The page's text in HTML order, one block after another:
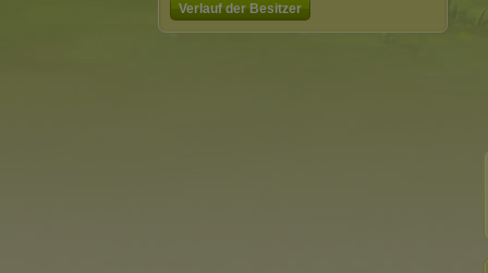
Verlauf der Besitzer